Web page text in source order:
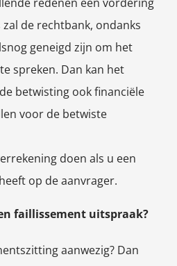
de rechtbank, ondanks
geneigd zijn om het
spreken. Dan kan het
betwisting ook financiële
voor de betwiste
doen als u een
op de aanvrager.
faillissement uitspraak?
aanwezig? Dan